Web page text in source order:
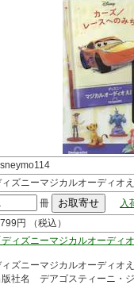
ィズニーマジカルオーディオ
冊
入
円 （税込）
ディズニーマジカルオーデ
ィズニーマジカルオーディオ
版社名 デアゴスティーニ・